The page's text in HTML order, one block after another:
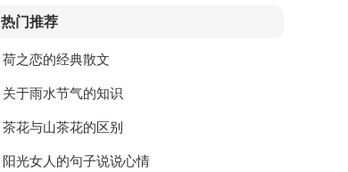
热门推荐
荷之恋的经典散文
关于雨水节气的知识
茶花与山茶花的区别
阳光女人的句子说说心情